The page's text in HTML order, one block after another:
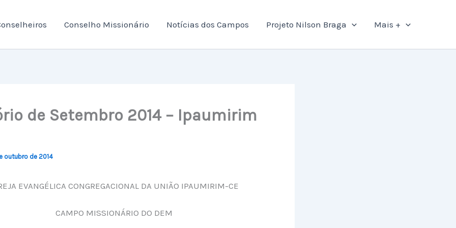
Conselho Missionário Notícias dos Campos Projeto Nilson Braga Mais +
de Setembro 2014 – Ipaumirim
outubro de 2014
EVANGÉLICA CONGREGACIONAL DA UNIÃO IPAUMIRIM-CE
CAMPO MISSIONÁRIO DO DEM